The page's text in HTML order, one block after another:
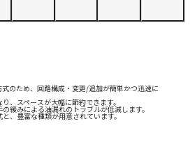
のため、回路構成・変更/追加が簡単かつ迅速に
、スペースが大幅に節約できます。
緩みによる油漏れのトラブルが低減します。
、豊富な種類が用意されています。